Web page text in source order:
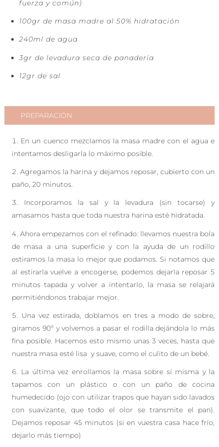
fuerza y común)
100gr de masa madre al 50% hidratación
240ml de agua
3gr de levadura seca de panadería
12gr de sal
PREPARACIÓN
En un cuenco mezclamos la masa madre con el agua e
intentamos desligarla lo máximo posible.
Agregamos la harina y dejamos reposar, cubierto con un
paño, 20 minutos.
Incorporamos la sal y la levadura (sin tocarse) y
amasamos hasta que toda nuestra harina esté hidratada.
Ahora empezamos con el refinado: llevamos nuestra bola
de masa a una superficie y con la ayuda de un rodillo
estiramos la masa lo mejor que podamos. Si notamos que
al estirarla vuelve a encogerse, podemos dejarla reposar 5
minutos tapada y volver a intentarlo, la masa se relajará
permitiéndonos trabajar mejor.
Una vez estirada, doblamos en tres a modo de sobre,
giramos 90º y volvemos a pasar el rodilla dejándola lo más
fina posible. Hacemos esto mismo unas 3 veces, hasta que
nuestra masa esté lisa y suave, como el culito de un bebé.
La última vez enrollamos la masa sobre sí misma y la
tapamos con un plástico o con un paño de cocina
humedecido (ojo con utilizar trapos que hayan sido lavados
con suavizante, que todo el olor se transmite el pan).
Dejamos reposar 45 minutos (si en vuestra casa hace frío,
dejarlo más tiempo)